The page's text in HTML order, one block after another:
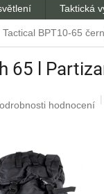
Taktická
BPT10-65
65 l
hodnocení